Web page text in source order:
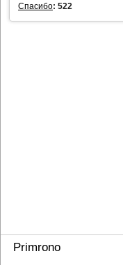
Спасибо: 522
Primrono